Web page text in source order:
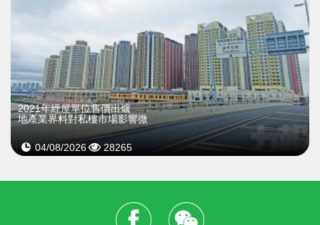
2021年經屋單位售價出爐
地產業界料對私樓市場影響微
04/08/2026 28265